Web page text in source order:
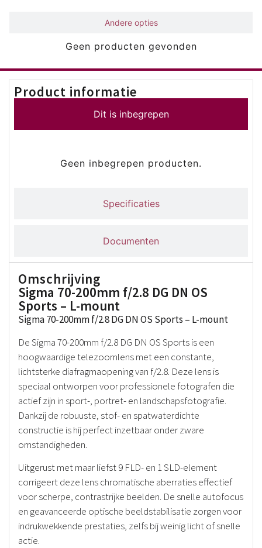
Andere opties
Geen producten gevonden
Omschrijving
Sigma 70-200mm f/2.8 DG DN OS
Sports – L-mount
Sigma 70-200mm f/2.8 DG DN OS Sports – L-mount
De Sigma 70-200mm f/2.8 DG DN OS Sports is een
hoogwaardige telezoomlens met een constante,
lichtsterke diafragmaopening van f/2.8. Deze lens is
speciaal ontworpen voor professionele fotografen die
actief zijn in sport-, portret- en landschapsfotografie.
Dankzij de robuuste, stof- en spatwaterdichte
constructie is hij perfect inzetbaar onder zware
omstandigheden.
Uitgerust met maar liefst 9 FLD- en 1 SLD-element
corrigeert deze lens chromatische aberraties effectief
voor scherpe, contrastrijke beelden. De snelle autofocus
en geavanceerde optische beeldstabilisatie zorgen voor
indrukwekkende prestaties, zelfs bij weinig licht of snelle
actie.
Product informatie
Dit is inbegrepen
Specificaties
Documenten
Geen inbegrepen producten.